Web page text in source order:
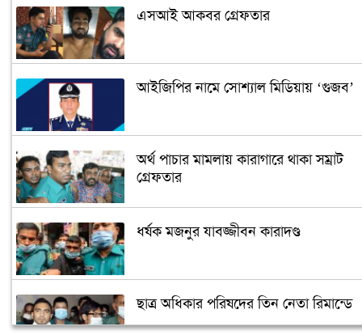
এসআই আকবর গ্রেফতার
আইজিপির নামে সোশ্যাল মিডিয়ায় ‘গুজব’
অর্থ পাচার মামলায় কারাগারে থাকা সম্রাট
গ্রেফতার
ধর্ষক মজনুর যাবজ্জীবন কারাদণ্ড
ছাত্র অধিকার পরিষদের তিন নেতা রিমান্ডে